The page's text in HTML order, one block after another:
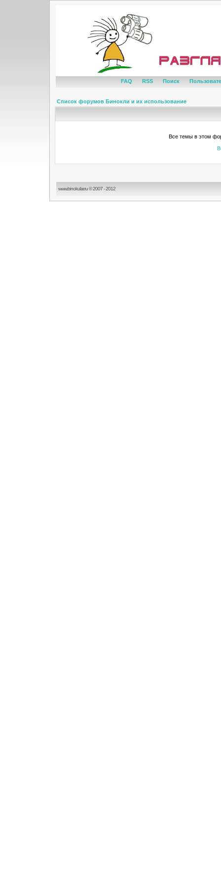
FAQ RSS Поиск
Список форумов Бинокли и их использование
Все темы в этом
www.binokular.ru © 2007 - 2012